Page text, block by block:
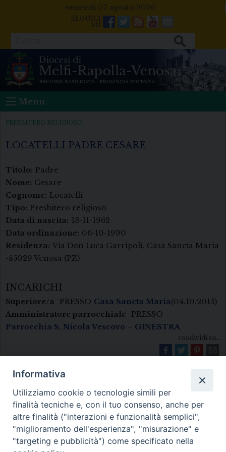
venerdì 07 agosto 2026
Facebook
Twitter
FeedsYoutube
Mail
Menu
PRESBITERO RELIGIOSO
LOCATELLI PADRE CESARE
Titolo: Padre
Nome: Cesare
Cognome: Locatelli
Tipo: Presbitero religioso
Data di nascita: 13-11-1962
Data ordinazione: 06-10-1990
Residenza: Via Don Luca Garripoli, Casa Sancta Maria
-85029 Venosa (PZ)
INCARICHI
Superiore/a PRESSO Casa Sancta Maria
Amministratore parrocchiale
(04.10.2015)
PRESSO
Parrocchia S. Nicola Vescovo – GINESTRA
condividi su...
Diocesi di Melfi Rapolla Venosa
Informativa
Utilizziamo cookie o tecnologie simili per
finalità tecniche e, con il tuo consenso, anche per
altre finalità ("interazioni e funzionalità semplici",
"miglioramento dell'esperienza", "misurazione" e
"targeting e pubblicità") come specificato nella